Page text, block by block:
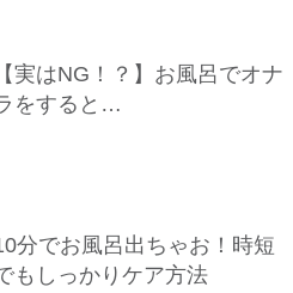
【実はNG！？】お風呂でオナ
をすると…
分でお風呂出ちゃお！時短
もしっかりケア方法